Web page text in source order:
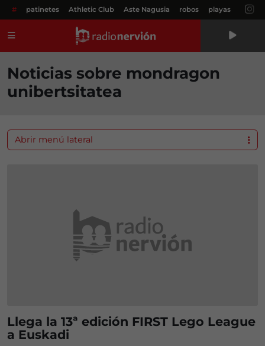
# patinetes Athletic Club Aste Nagusia robos playas
Noticias sobre mondragon
unibertsitatea
Llega la 13ª edición FIRST Lego League
a Euskadi
Abrir menú lateral